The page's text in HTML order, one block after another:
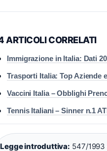
ARTICOLI CORRELATI
Immigrazione in Italia: Dati
Trasporti Italia: Top Aziende
Vaccini Italia – Obblighi
Tennis Italiani – Sinner n.1
Legge introduttiva: 547/1993